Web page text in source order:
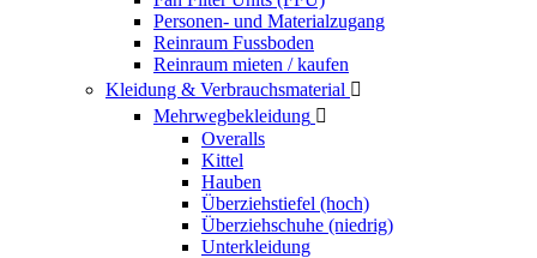
Personen- und Materialzugang
Reinraum Fussboden
Reinraum mieten / kaufen
Kleidung & Verbrauchsmaterial 
Mehrwegbekleidung 
Overalls
Kittel
Hauben
Überziehstiefel (hoch)
Überziehschuhe (niedrig)
Unterkleidung